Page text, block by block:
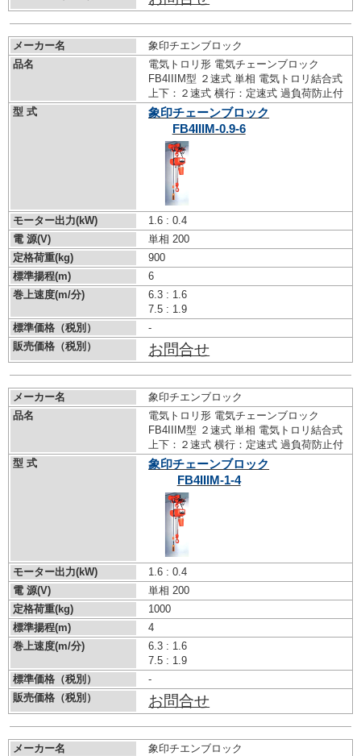
メーカー名
象印チエンブロック
品名
電気トロリ形 電気チェーンブロック
FB4IIIM型 ２速式 単相 電気トロリ結合式
上下：２速式 横行：定速式 過負荷防止付
型 式
象印チェーンブロック
FB4IIIM-0.9-6
モーター出力(kW)
1.6 : 0.4
電 源(V)
単相 200
定格荷重(kg)
900
標準揚程(m)
6
巻上速度(m/分)
6.3 : 1.6
7.5 : 1.9
標準価格（税別）
-
販売価格（税別）
お問合せ
メーカー名
象印チエンブロック
品名
電気トロリ形 電気チェーンブロック
FB4IIIM型 ２速式 単相 電気トロリ結合式
上下：２速式 横行：定速式 過負荷防止付
型 式
象印チェーンブロック
FB4IIIM-1-4
モーター出力(kW)
1.6 : 0.4
電 源(V)
単相 200
定格荷重(kg)
1000
標準揚程(m)
4
巻上速度(m/分)
6.3 : 1.6
7.5 : 1.9
標準価格（税別）
-
販売価格（税別）
お問合せ
メーカー名
象印チエンブロック